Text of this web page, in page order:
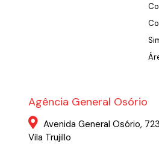
Agência General Osório
Avenida General Osório, 723
Vila Trujillo